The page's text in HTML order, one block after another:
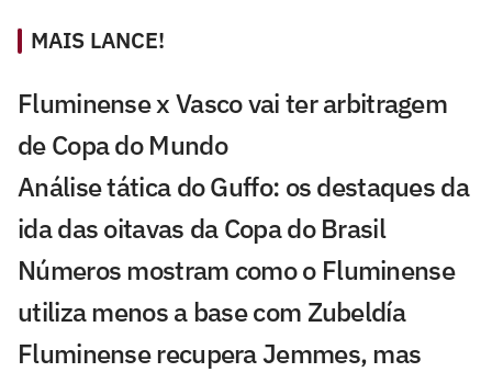
MAIS LANCE!
Fluminense x Vasco vai ter arbitragem
de Copa do Mundo
Análise tática do Guffo: os destaques da
ida das oitavas da Copa do Brasil
Números mostram como o Fluminense
utiliza menos a base com Zubeldía
Fluminense recupera Jemmes, mas